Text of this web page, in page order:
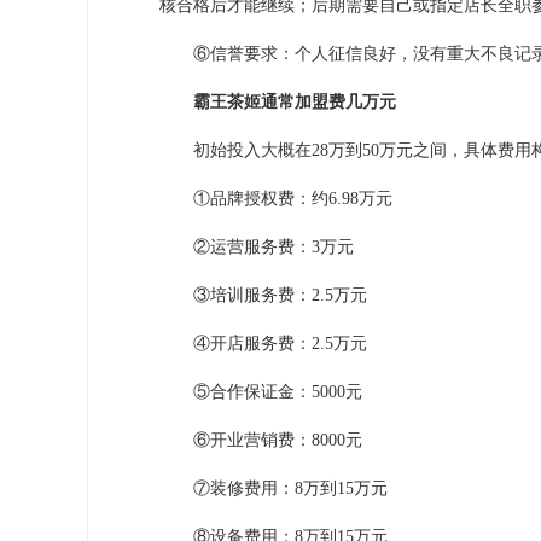
核合格后才能继续；后期需要自己或指定店长全职
⑥信誉要求：个人征信良好，没有重大不良记录
霸王茶姬通常加盟费几万元
初始投入大概在28万到50万元之间，具体费用
①品牌授权费：约6.98万元
②运营服务费：3万元
③培训服务费：2.5万元
④开店服务费：2.5万元
⑤合作保证金：5000元
⑥开业营销费：8000元
⑦装修费用：8万到15万元
⑧设备费用：8万到15万元